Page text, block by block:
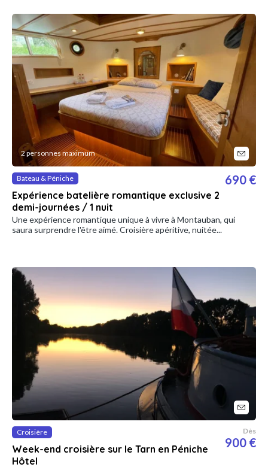
2 personnes maximum
Bateau & Péniche
Expérience batelière romantique exclusive 2
demi-journées / 1 nuit
690 €
Une expérience romantique unique à vivre à Montauban, qui
saura surprendre l'être aimé. Croisière apéritive, nuitée...
Croisière
Week-end croisière sur le Tarn en Péniche
Hôtel
Dès
900 €